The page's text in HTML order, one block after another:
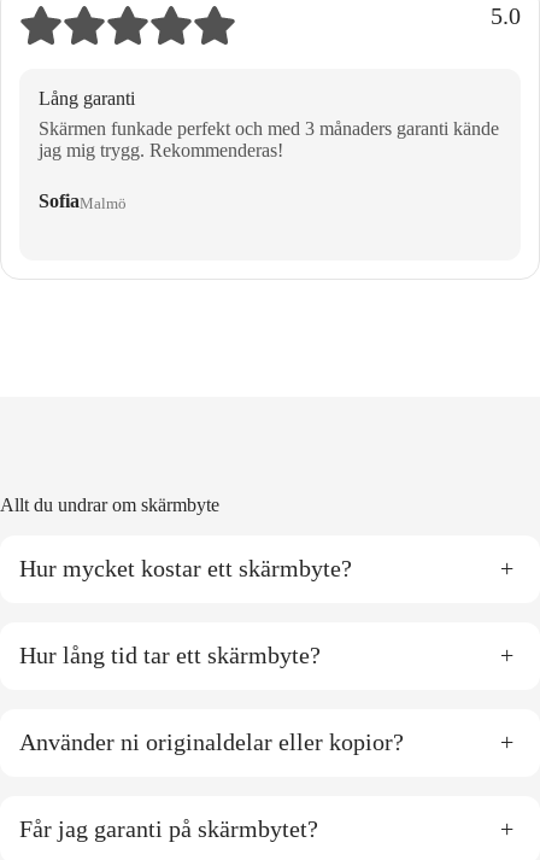
5.0
Lång garanti
Skärmen funkade perfekt och med 3 månaders garanti kände
jag mig trygg. Rekommenderas!
SofiaMalmö
Allt du undrar om skärmbyte
Hur mycket kostar ett skärmbyte? +
Hur lång tid tar ett skärmbyte? +
Använder ni originaldelar eller kopior? +
Får jag garanti på skärmbytet? +